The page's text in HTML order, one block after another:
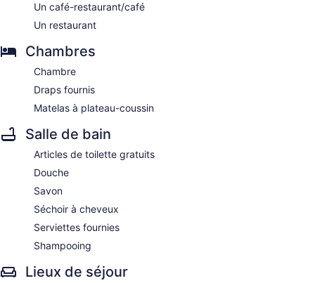
Un café-restaurant/café
Un restaurant
Chambres
Chambre
Draps fournis
Matelas à plateau-coussin
Salle de bain
Articles de toilette gratuits
Douche
Savon
Séchoir à cheveux
Serviettes fournies
Shampooing
Lieux de séjour